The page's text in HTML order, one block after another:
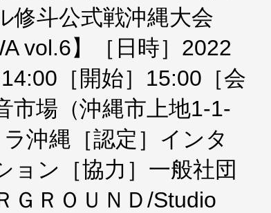
修斗公式戦沖縄大会
vol.6】［日時］2022
［開始］15:00［会
市場（沖縄市上地1-1-
沖縄［認定］インタ
ョン［協力］一般社団
ＧＲＯＵＮＤ/Studio